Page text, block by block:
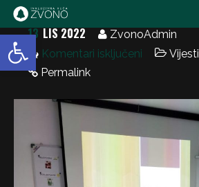
Open toolbar IK Zvono
13 LIS 2022
ZvonoAdmin
Komentari isključeni
Vijesti
Permalink